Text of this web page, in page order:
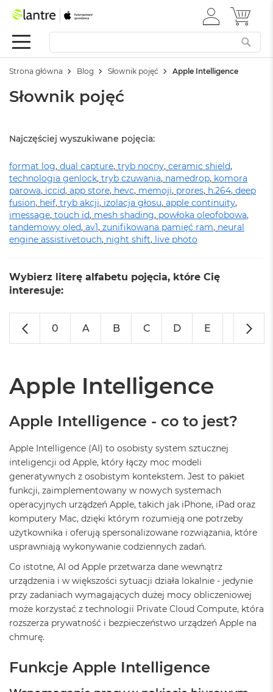
Apple
Festiwal
M
c
k
e
o
W
e
d
ł
u
o
l
r
M
o
N
o
C
y
t
r
s
o
w
o
ż
ó
ł
t
y
M
a
o
o
ZALOGUJ
SIĘ
MÓJ
Strona główna Blog Słownik pojęć Apple Intelligence
Słownik pojęć
Najczęściej wyszukiwane pojęcia:
format log, dual capture, tryb nocny, ceramic shield,
technologia genlock, tryb czuwania, namedrop, komora
parowa, iccid, app store, hevc, memoji, prores, h.264, deep
fusion, heif, tryb akcji, izolacja głosu, apple continuity,
imessage, touch id, mesh shading, powłoka oleofobowa,
tandemowy oled, av1, zunifikowana pamięć ram, neural
engine assistivetouch, night shift, live photo
Wybierz literę alfabetu pojęcia, które Cię
interesuje:
0 A B C D E
Apple Intelligence
Apple Intelligence - co to jest?
Apple Intelligence (AI) to osobisty system sztucznej
inteligencji od Apple, który łączy moc modeli
generatywnych z osobistym kontekstem. Jest to pakiet
funkcji, zaimplementowany w nowych systemach
operacyjnych urządzeń Apple, takich jak iPhone, iPad oraz
komputery Mac, dzięki którym rozumieją one potrzeby
użytkownika i oferują spersonalizowane rozwiązania, które
usprawniają wykonywanie codziennych zadań.
Co istotne, AI od Apple przetwarza dane wewnątrz
urządzenia i w większości sytuacji działa lokalnie - jedynie
przy zadaniach wymagających dużej mocy obliczeniowej
może korzystać z technologii Private Cloud Compute, która
rozszerza prywatność i bezpieczeństwo urządzeń Apple na
chmurę.
Funkcje Apple Intelligence